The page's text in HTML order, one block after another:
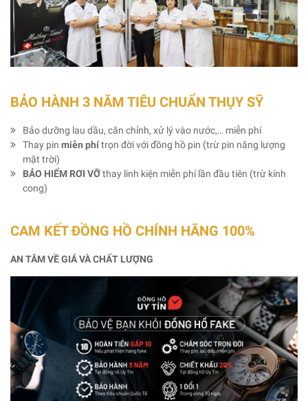
BẢO HÀNH 3 NĂM TIÊU CHUẨN THỤY SỸ
Bảo dưỡng lau dầu, căn chỉnh, xử lý vào nước,… miễn phí
Thay pin miễn phítrọn đời với đồng hồ pin (trừ pin năng lượng
mặt trời)
BẢO HIỂM RƠI VỠthay linh kiện miễn phí lần đầu tiên (trừ kính
cong)
CAM KẾT ĐỒNG HỒ CHÍNH HÃNG 100%
AN TÂM VỀ GIÁ VÀ CHẤT LƯỢNG